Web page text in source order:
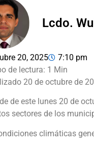
Lcdo.
20, 2025 7:10 pm
20 de octubre de
de este lunes 20 de
sectores de los
climáticas